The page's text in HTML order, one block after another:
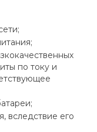
по току и
вследствие его